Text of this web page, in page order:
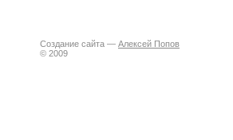
Создание сайта — Алексей Попов
© 2009